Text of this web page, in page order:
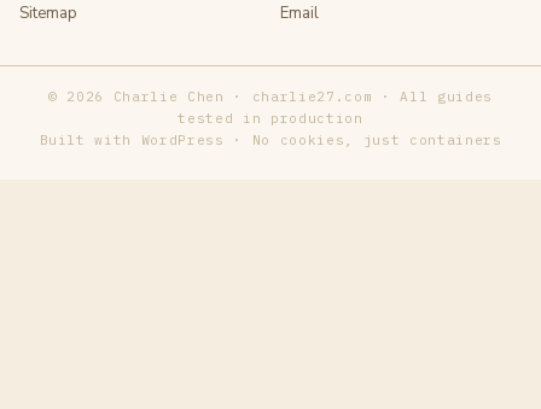
Sitemap
Email
© 2026 Charlie Chen · charlie27.com · All guides
tested in production
Built with WordPress · No cookies, just containers